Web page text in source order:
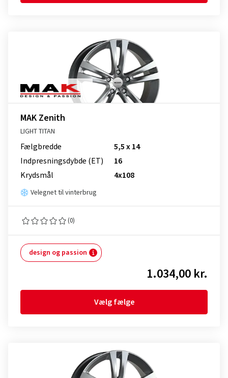
MAK Zenith
LIGHT TITAN
Fælgbredde
5,5 x 14
Indpresnings­dybde (ET)
16
Krydsmål
4x108
Velegnet til vinterbrug
(0)
design og passion
1.034,00 kr.
Vælg fælge